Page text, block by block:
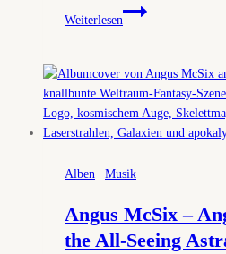
Weiterlesen
Evermore
–
(Review)
Alben Musik
Angus McSix –
the All-Seeing